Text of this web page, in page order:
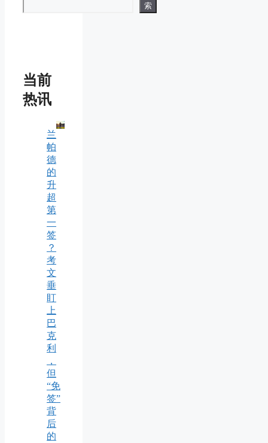
索
当前
热讯
兰
帕
德
的
升
超
第
一
签
？
考
文
垂
盯
上
巴
克
利
，
但
“免
签”
背
后
的